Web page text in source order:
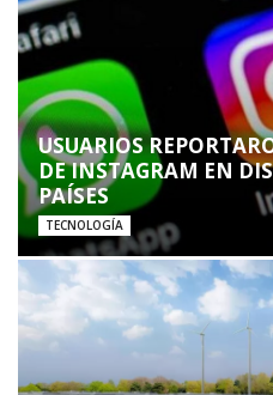
USUARIOS
DE INSTAGRAM EN
PAÍSES
TECNOLOGÍA